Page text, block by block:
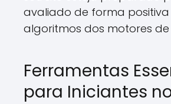
avaliado de forma positiva
algoritmos dos motores de
Ferramentas
para Iniciantes no